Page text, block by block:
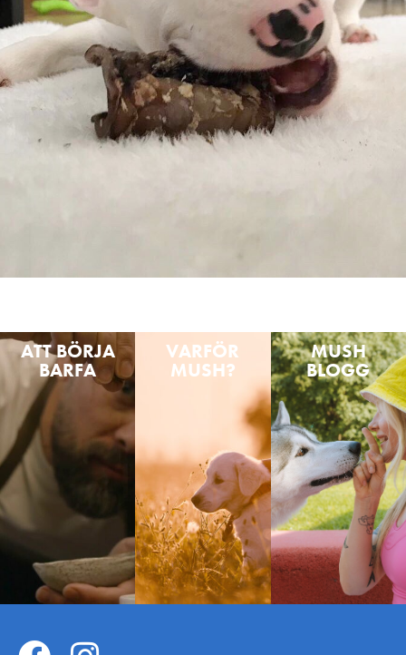
ATT BÖRJA
BARFA
VARFÖR
MUSH?
MUSH
BLOGG